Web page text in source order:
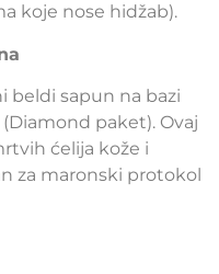
koje nose hidžab).
beldi sapun na bazi
paket). Ovaj
ćelija kože i
za maronski protokol